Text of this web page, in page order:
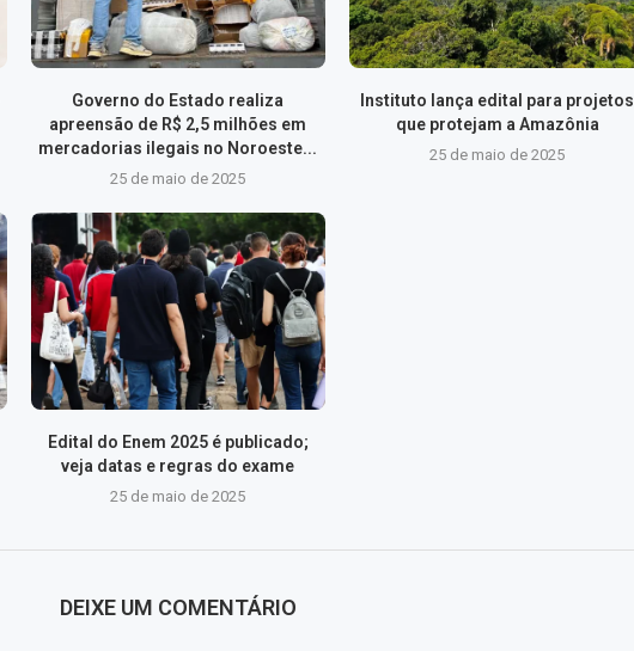
Governo do Estado realiza
apreensão de R$ 2,5 milhões em
mercadorias ilegais no Noroeste...
25 de maio de 2025
Instituto lança edital para projetos
que protejam a Amazônia
25 de maio de 2025
Edital do Enem 2025 é publicado;
veja datas e regras do exame
25 de maio de 2025
DEIXE UM COMENTÁRIO